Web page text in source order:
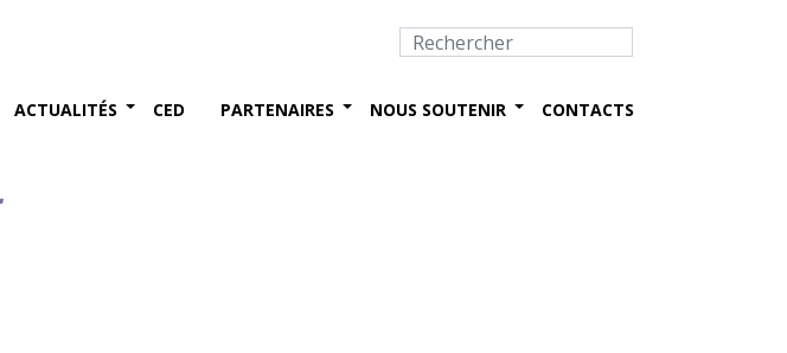
ACTUALITÉS CED PARTENAIRES NOUS SOUTENIR CONTACTS